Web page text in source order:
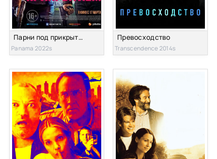
Парни под прикрытием
Panama 2022s
Превосходство
Transcendence 2014s